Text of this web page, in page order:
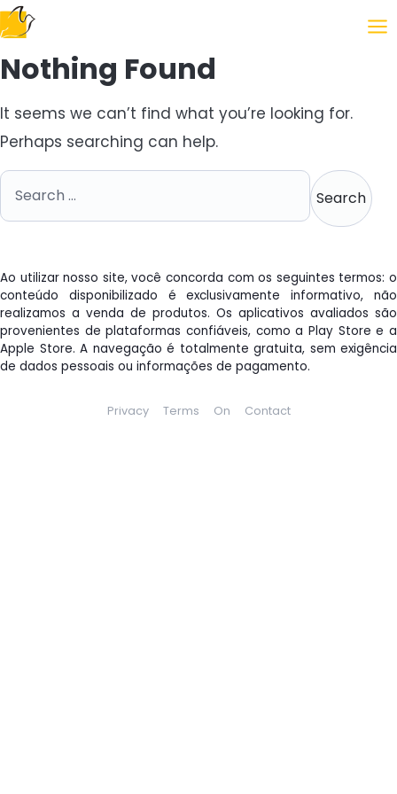
Following the Gospel
Nothing Found
It seems we can’t find what you’re looking for.
Perhaps searching can help.
Search for:
Ao utilizar nosso site, você concorda com os seguintes termos: o
conteúdo disponibilizado é exclusivamente informativo, não
realizamos a venda de produtos. Os aplicativos avaliados são
provenientes de plataformas confiáveis, como a Play Store e a
Apple Store. A navegação é totalmente gratuita, sem exigência
de dados pessoais ou informações de pagamento.
Privacy Terms On Contact